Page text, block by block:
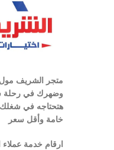
متجر الشريف
وضهرك في رحلة
هتحتاجه في شغلك
خامة وأقل سعر
ارقام خدمة